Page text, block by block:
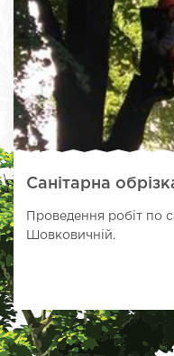
Санітарна
Проведення робіт по
Шовковичній.